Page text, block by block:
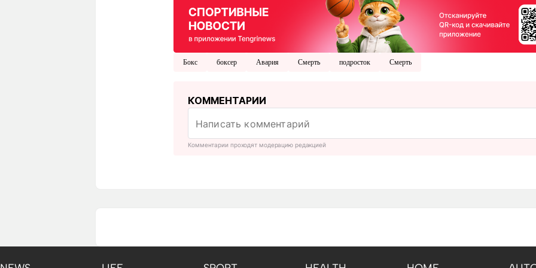
Бокс боксер Авария Смерть подросток Смерть
КОММЕНТАРИИ
Комментарии проходят модерацию редакцией